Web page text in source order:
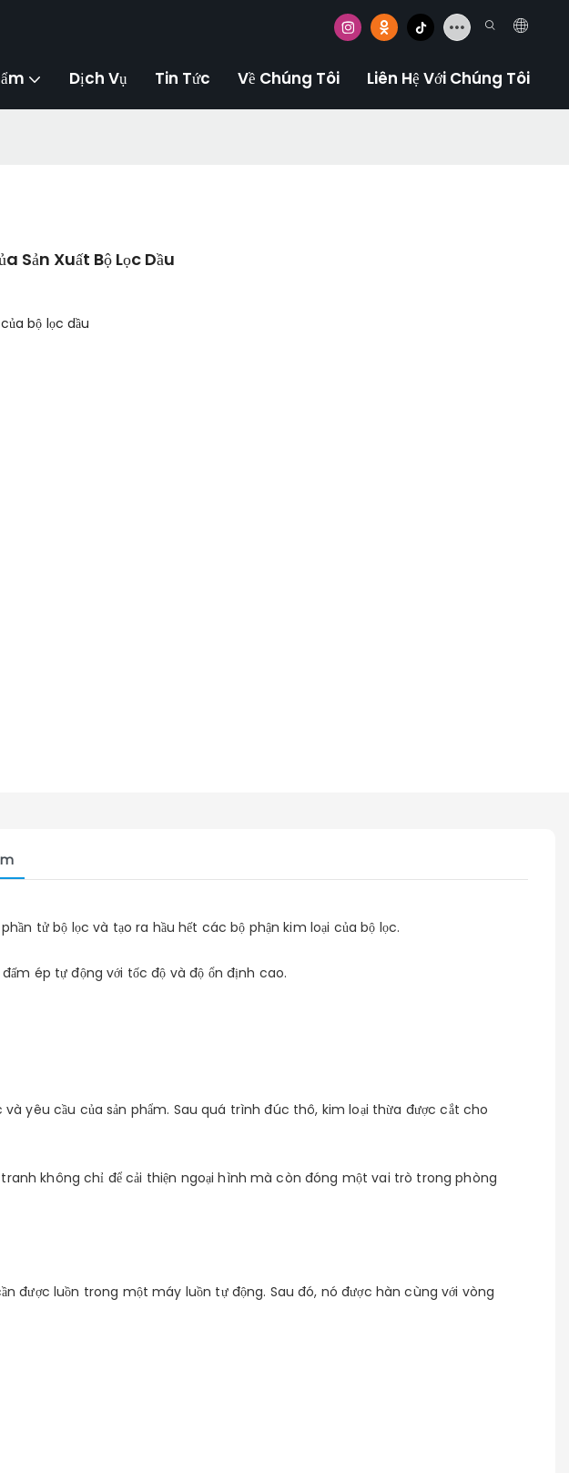
Dịch Vụ Tin Tức Về Chúng Tôi Liên Hệ Với Chúng Tôi
Sản Xuất Bộ Lọc Dầu
bộ lọc dầu
tử bộ lọc và tạo ra hầu hết các bộ phận kim loại của bộ lọc.
ép tự động với tốc độ và độ ổn định cao.
yêu cầu của sản phẩm. Sau quá trình đúc thô, kim loại thừa được cắt cho
không chỉ để cải thiện ngoại hình mà còn đóng một vai trò trong phòng
được luồn trong một máy luồn tự động. Sau đó, nó được hàn cùng với vòng